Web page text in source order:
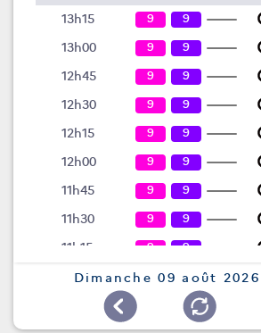
13h15 9 9
13h00 9 9
12h45 9 9
12h30 9 9
12h15 9 9
12h00 9 9
11h45 9 9
11h30 9 9
11h15 9 9
11h00 9 9
9
Dimanche 09 août 2026